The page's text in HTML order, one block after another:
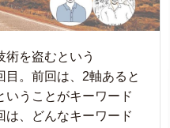
術を盗むという
目。前回は、2軸あると
いうことがキーワード
は、どんなキーワード